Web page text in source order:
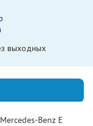
выходных
Mercedes-Benz E